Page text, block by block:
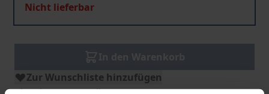
Nicht lieferbar
Zur Wunschliste hinzufügen